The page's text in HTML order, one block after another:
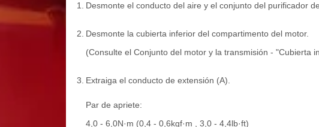
1. Desmonte el conducto del aire y el conjunto del purificador
2. Desmonte la cubierta inferior del compartimento del motor.
(Consulte el Conjunto del motor y la transmisión - "Cubierta
3. Extraiga el conducto de extensión (A).
Par de apriete:
4,0 - 6,0N·m (0,4 - 0,6kgf·m , 3,0 - 4,4lb·ft)